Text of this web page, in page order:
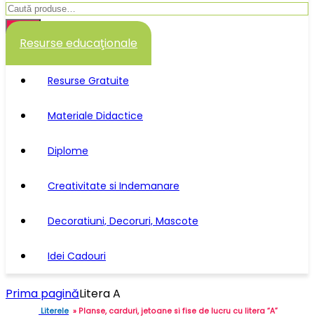
Caută
Resurse educaţionale
Resurse Gratuite
Materiale Didactice
Diplome
Creativitate si Indemanare
Decoratiuni, Decoruri, Mascote
Idei Cadouri
Prima paginăLitera A
Literele » Planse, carduri, jetoane si fise de lucru cu litera “A”